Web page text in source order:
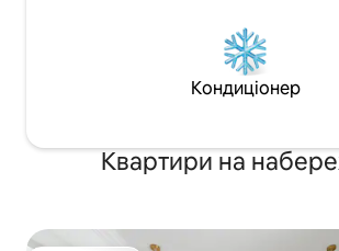
Кондиціонер
Квартири на